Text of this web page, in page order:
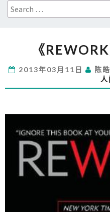
Search
for:
《
2013年03月11日 陈皓